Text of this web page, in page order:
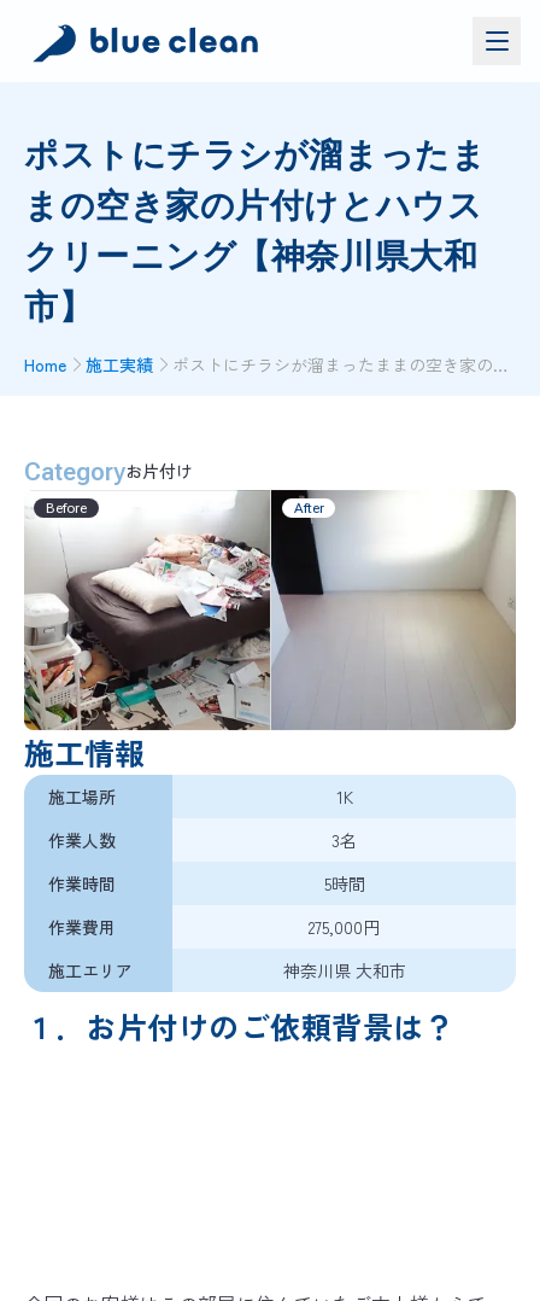
サービス
バイオリカバリー
®
施工実績
ブルークリーンについて
お問い合わせ
資料ダウンロード お問い合わせ
0120-552-052
バイオリカバリー®は米国ABRAの規格を
日本国内向けに適応した空間衛生のための規格です
ポストにチラシが溜まったま
まの空き家の片付けとハウス
クリーニング【神奈川県大和
市】
Home 施工実績 ポストにチラシが溜まったままの空き家の片付けとハウスクリーニング【神奈川県大和市】
Categoryお片付け
Before After
施工情報
施工場所
作業人数
作業時間
作業費用
施工エリア
1K
3名
5時間
275,000円
神奈川県 大和市
１．お片付けのご依頼背景は？